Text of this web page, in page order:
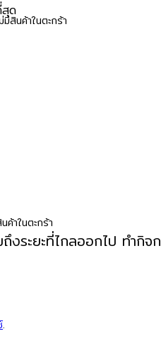
มีสินค้าในตะกร้า
ค้าในตะกร้า
ด
ระยะที่ไกลออกไป ทำกิ
.